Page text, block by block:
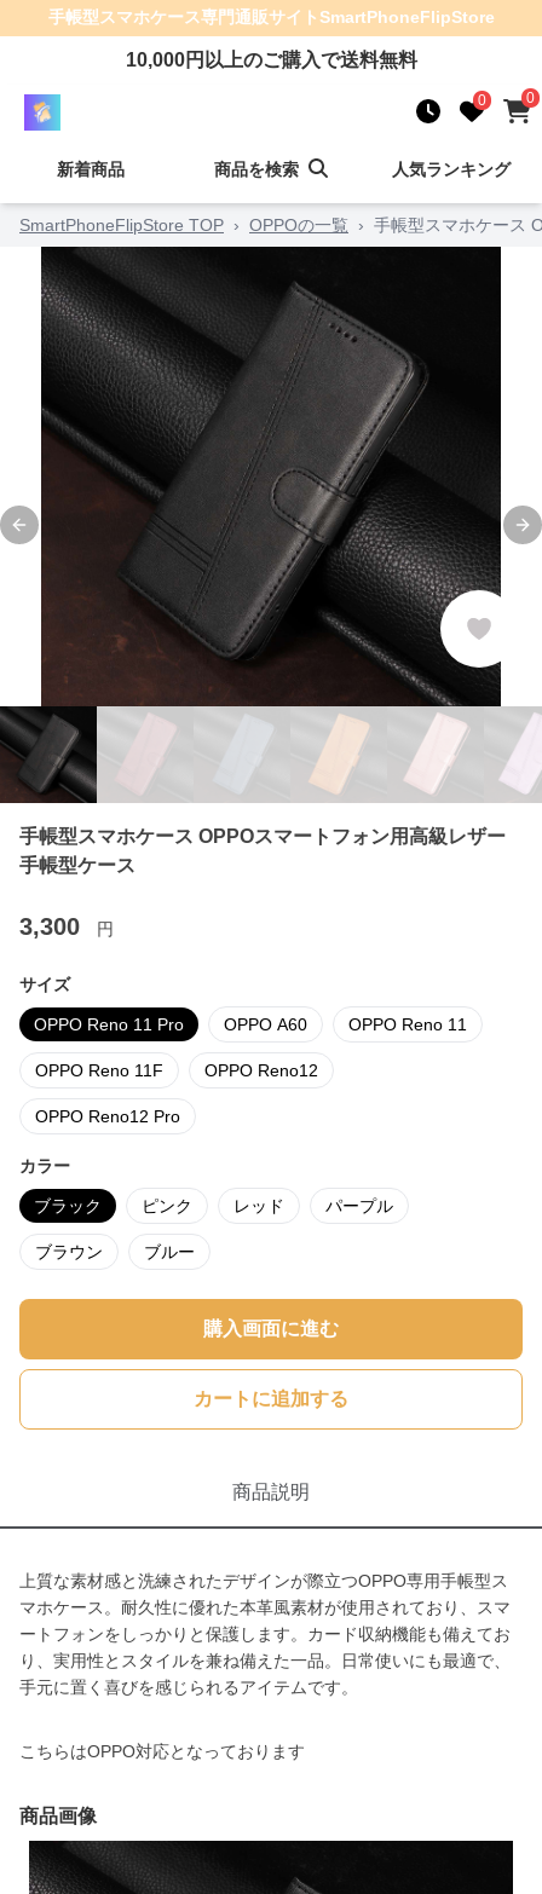
手帳型スマホケース専門通販サイトSmartPhoneFlipStore
10,000円以上のご購入で送料無料
0 0
新着商品 商品を検索 人気ランキング
SmartPhoneFlipStore TOP › OPPOの一覧 › 手帳型スマホケース
Previous slide
手帳型スマホケース OPPOスマートフォン用高級レザー
手帳型ケース
3,300 円
サイズ
OPPO Reno 11 Pro OPPO A60 OPPO Reno 11
OPPO Reno 11F OPPO Reno12
OPPO Reno12 Pro
カラー
ブラック ピンク レッド パープル
ブラウン ブルー
購入画面に進む
カートに追加する
商品説明
上質な素材感と洗練されたデザインが際立つOPPO専用手帳型ス
マホケース。耐久性に優れた本革風素材が使用されており、スマ
ートフォンをしっかりと保護します。カード収納機能も備えてお
り、実用性とスタイルを兼ね備えた一品。日常使いにも最適で、
手元に置く喜びを感じられるアイテムです。
こちらはOPPO対応となっております
商品画像